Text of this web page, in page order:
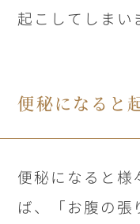
起こしてしまい
便秘になると
便秘になると様
ば、「お腹の張